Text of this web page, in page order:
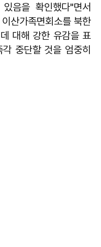
음을 확인했다"면서
산가족면회소를 북한
대해 강한 유감을 표
중단할 것을 엄중히